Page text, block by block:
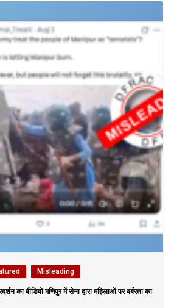
Misleading
का वीडियो मणिपुर में सेना द्वारा महिलाओं पर बर्बरता का